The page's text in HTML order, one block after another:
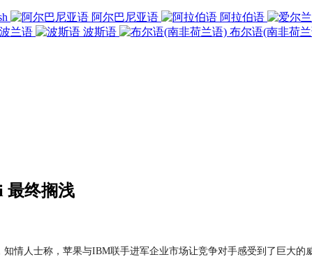
阿尔巴尼亚语 阿拉伯语
波兰语 波斯语 布尔语(南非荷
最终搁浅
知情人士称，苹果与IBM联手进军企业市场让竞争对手感受到了巨大